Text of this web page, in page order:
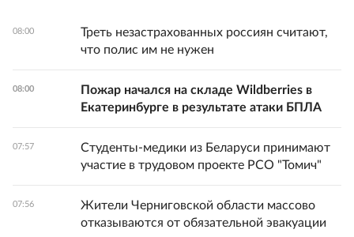
08:00
Треть незастрахованных россиян считают,
что полис им не нужен
08:00
Пожар начался на складе Wildberries в
Екатеринбурге в результате атаки БПЛА
07:57
Студенты-медики из Беларуси принимают
участие в трудовом проекте РСО "Томич"
07:56
Жители Черниговской области массово
отказываются от обязательной эвакуации